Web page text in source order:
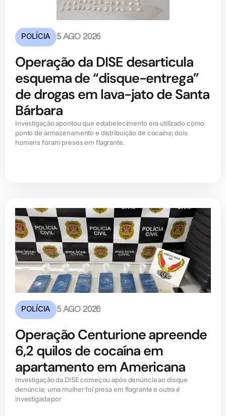
POLÍCIA 5 AGO 2026
Operação da DISE desarticula
esquema de “disque-entrega”
de drogas em lava-jato de Santa
Bárbara
Investigação apontou que estabelecimento era utilizado como
ponto de armazenamento e distribuição de cocaína; dois
homens foram presos em flagrante.
POLÍCIA 5 AGO 2026
Operação Centurione apreende
6,2 quilos de cocaína em
apartamento em Americana
Investigação da DISE começou após denúncia ao disque
denúncia; uma mulher foi presa em flagrante e outra é
investigada por